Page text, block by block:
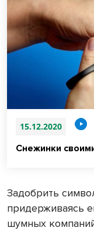
15.12.2020
Снежинки
Задобрить
придерживаясь
шумных